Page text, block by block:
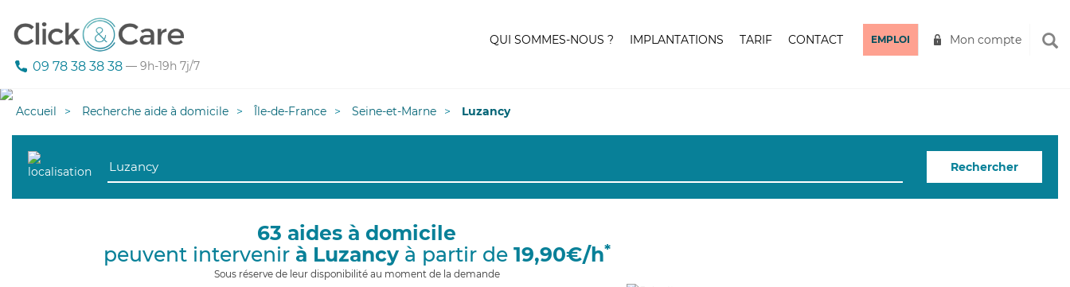
09 78 38 38 38 — 9h-19h 7j/7
QUI SOMMES-NOUS ? IMPLANTATIONS TARIF CONTACT EMPLOI Mon compte
Accueil Recherche aide à domicile Île-de-France Seine-et-Marne Luzancy
Rechercher
63 aides à domicile
peuvent intervenir à Luzancyà partir de 19,90€/h*
Sous réserve de leur disponibilité au moment de la demande